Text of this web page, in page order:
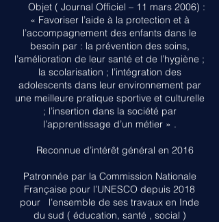
Objet ( Journal Officiel – 11 mars 2006) :
« Favoriser l’aide à la protection et à
l’accompagnement des enfants dans le
besoin par : la prévention des soins,
l’amélioration de leur santé et de l’hygiène ;
la scolarisation ; l’intégration des
adolescents dans leur environnement par
une meilleure pratique sportive et culturelle
; l’insertion dans la société par
l’apprentissage d’un métier » .
Reconnue d’intérêt général en 2016
Patronnée par la Commission Nationale
Française pour l’UNESCO depuis 2018
pour l’ensemble de ses travaux en Inde
du sud ( éducation, santé , social )